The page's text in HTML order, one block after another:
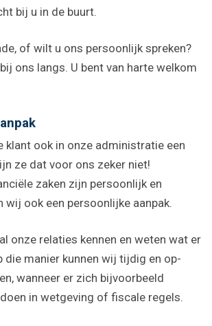
bij u in de buurt.
of wilt u ons persoonlijk spreken?
ons langs. U bent van harte welkom
klant ook in onze administratie een
ze dat voor ons zeker niet!
zaken zijn persoonlijk en
wij ook een persoonlijke aanpak.
onze relaties kennen en weten wat er
die manier kunnen wij tijdig en op-
wanneer er zich bijvoorbeeld
in wetgeving of fiscale regels.